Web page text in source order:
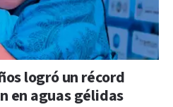
logró un récord
en aguas gélidas